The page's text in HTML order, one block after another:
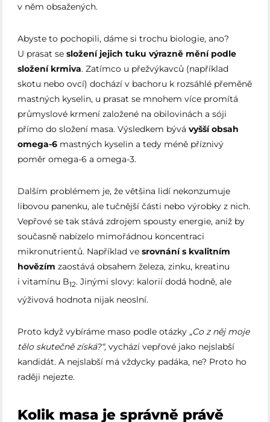
v něm obsažených.
Abyste to pochopili, dáme si trochu biologie, ano?
U prasat sesložení jejich tuku výrazně mění podle
složení krmiva. Zatímco u přežvýkavců (například
skotu nebo ovcí) dochází v bachoru k rozsáhlé přeměně
mastných kyselin, u prasat se mnohem více promítá
průmyslové krmení založené na obilovinách a sóji
přímo do složení masa. Výsledkem bývávyšší obsah
omega-6 mastných kyselin a tedy méně příznivý
poměr omega-6 a omega-3.
Dalším problémem je, že většina lidí nekonzumuje
libovou panenku, ale tučnější části nebo výrobky z nich.
Vepřové se tak stává zdrojem spousty energie, aniž by
současně nabízelo mimořádnou koncentraci
mikronutrientů. Například vesrovnání s kvalitním
hovězím zaostává obsahem železa, zinku, kreatinu
i vitamínu B12. Jinými slovy: kalorií dodá hodně, ale
výživová hodnota nijak neoslní.
Proto když vybíráme maso podle otázky „Co z něj moje
tělo skutečně získá?“, vychází vepřové jako nejslabší
kandidát. A nejslabší má vždycky padáka, ne? Proto ho
raději nejezte.
Kolik masa je správně právě